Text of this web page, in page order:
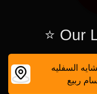
⭐ Our
السفليه
ربيع